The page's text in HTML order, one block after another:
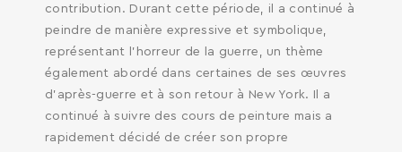
contribution. Durant cette période, il a continué à
peindre de manière expressive et symbolique,
représentant l’horreur de la guerre, un thème
également abordé dans certaines de ses œuvres
d’après-guerre et à son retour à New York. Il a
continué à suivre des cours de peinture mais a
rapidement décidé de créer son propre